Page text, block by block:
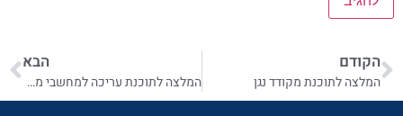
הקודם
המלצה לתוכנת מקודד נגן
הבא
המלצה לתוכנת עריכה למחשבי מקינטוש